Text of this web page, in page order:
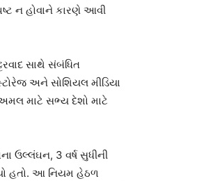
ન હોવાને કારણે આવી
સાથે સંબંધિત
અને સોશિયલ મીડિયા
માટે સભ્ય દેશો માટે
ઉલ્લંઘન, 3 વર્ષ સુધીની
હતો. આ નિયમ હેઠળ